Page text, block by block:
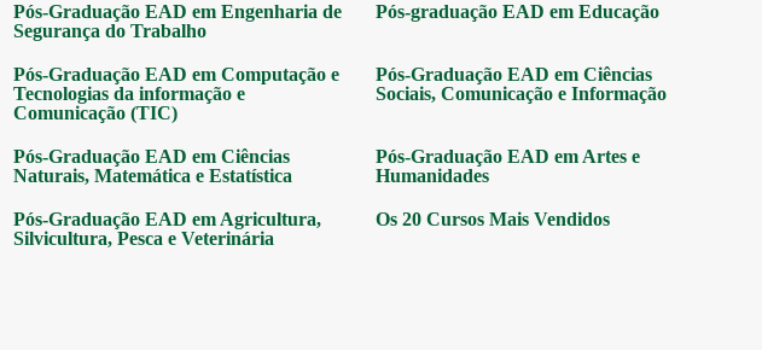
Pós-Graduação EAD em Engenharia de
Segurança do Trabalho
Pós-graduação EAD em Educação
Pós-Graduação EAD em Computação e
Tecnologias da informação e
Comunicação (TIC)
Pós-Graduação EAD em Ciências
Sociais, Comunicação e Informação
Pós-Graduação EAD em Ciências
Naturais, Matemática e Estatística
Pós-Graduação EAD em Artes e
Humanidades
Pós-Graduação EAD em Agricultura,
Silvicultura, Pesca e Veterinária
Os 20 Cursos Mais Vendidos